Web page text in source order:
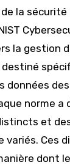
la sécurité
la gestion
destiné
données
norme a
et
variés. Ces
dont